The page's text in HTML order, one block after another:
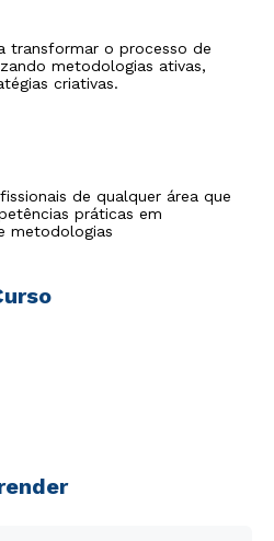
transformar o processo de
metodologias ativas,
criativas.
de qualquer área que
práticas em
metodologias